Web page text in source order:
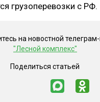
грузоперевозки с РФ.
на новостной
"Лесной комплекс"
Поделиться статьей